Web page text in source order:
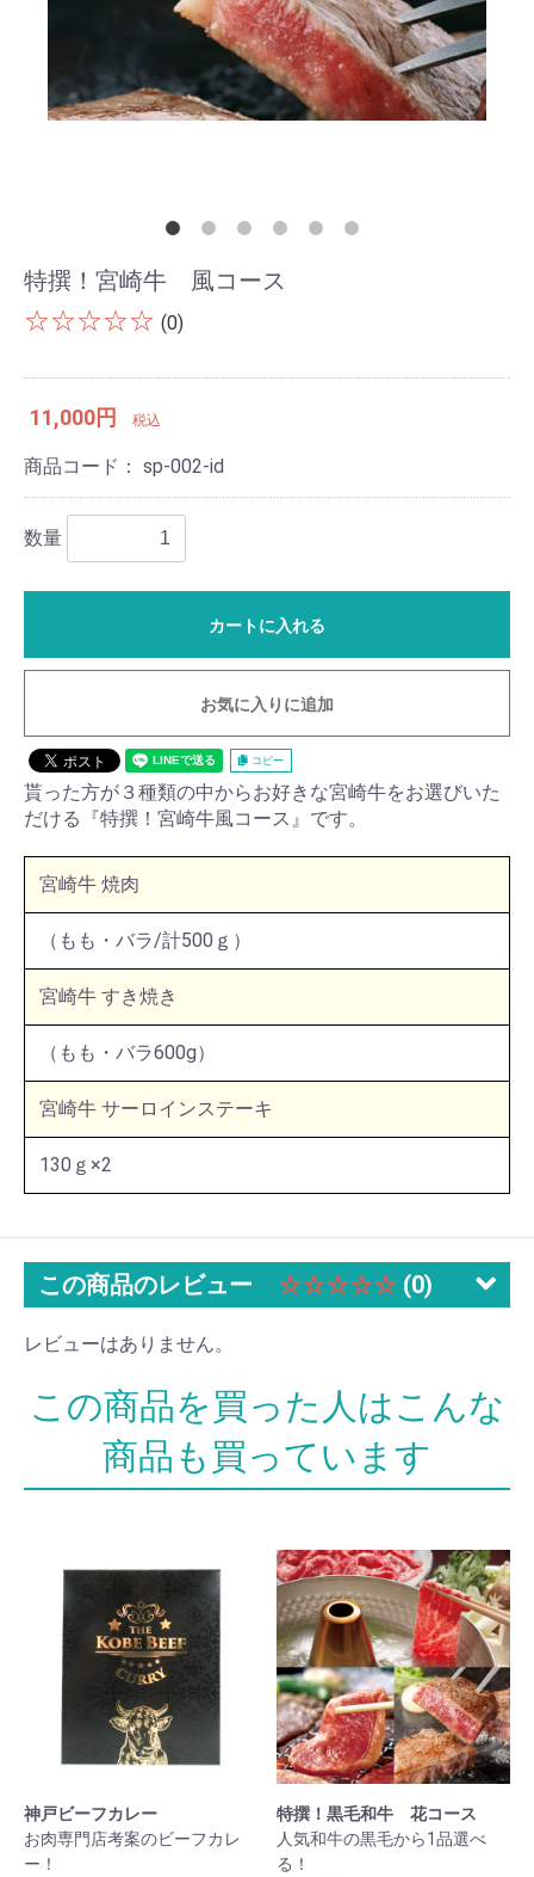
特撰！宮崎牛 風コース
☆☆☆☆☆ (0)
11,000円 税込
商品コード： sp-002-id
数量
カートに入れる
お気に入りに追加
コピー
貰った方が３種類の中からお好きな宮崎牛をお選びいた
だける『特撰！宮崎牛風コース』です。
宮崎牛 焼肉
（もも・バラ/計500ｇ）
宮崎牛 すき焼き
（もも・バラ600g）
宮崎牛 サーロインステーキ
130ｇ×2
この商品のレビュー ☆☆☆☆☆ (0)
レビューはありません。
神戸ビーフカレー
お肉専門店考案のビーフカレ
ー！
特撰！黒毛和牛 花コース
人気和牛の黒毛から1品選べ
る！